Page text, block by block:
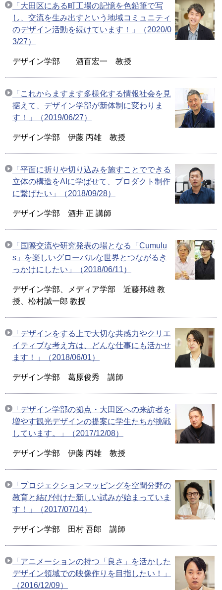
「大田区にある町工場の記憶を色鉛筆で写
し、交流を生み出すという地域コミュニティ
のデザイン活動を続けています！」（2020/0
3/27）
デザイン学部 酒百宏一 教授
「これからますます多様化する情報社会を見
据えて、デザイン学部が新体制に変わりま
す！」（2019/06/27）
デザイン学部 伊藤 丙雄 教授
「平面に折りや切り込みを施すことでできる
立体の構造をAIに学ばせて、プロダクト制作
に繋げたい」（2018/09/28）
デザイン学部 酒井 正 講師
「国際交流や研究発表の場となる「Cumulu
s」を楽しいグローバルな世界とつながるき
っかけにしたい」（2018/06/11）
デザイン学部、メディア学部 近藤邦雄 教
授、松村誠一郎 教授
「デザインをする上で大切な共感力やクリエ
イティブな考え方は、どんな仕事にも活かせ
ます！」（2018/06/01）
デザイン学部 葛原俊秀 講師
「デザイン学部の拠点・大田区への来訪者を
増やす観光デザインの提案に学生たちが挑戦
しています。」（2017/12/08）
デザイン学部 伊藤 丙雄 教授
「プロジェクションマッピングを空間分野の
教育と結び付けた新しい試みが始まっていま
す！」（2017/07/14）
デザイン学部 田村 吾郎 講師
「アニメーションの持つ「良さ」を活かした
デザイン領域での映像作りを目指したい！」
（2016/12/09）